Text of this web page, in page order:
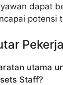
dapat
potensi
utama
Staff?